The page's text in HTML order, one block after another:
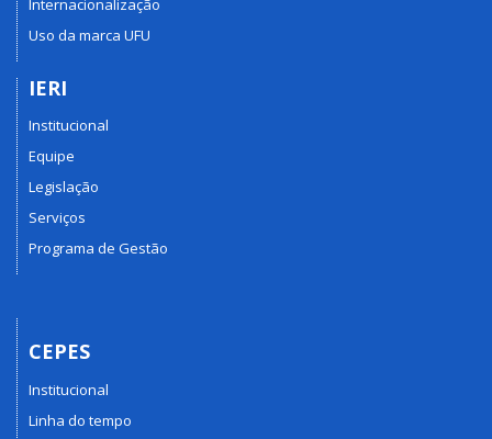
Internacionalização
Uso da marca UFU
IERI
Institucional
Equipe
Legislação
Serviços
Programa de Gestão
CEPES
Institucional
Linha do tempo